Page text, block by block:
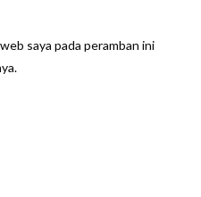
saya pada peramban ini